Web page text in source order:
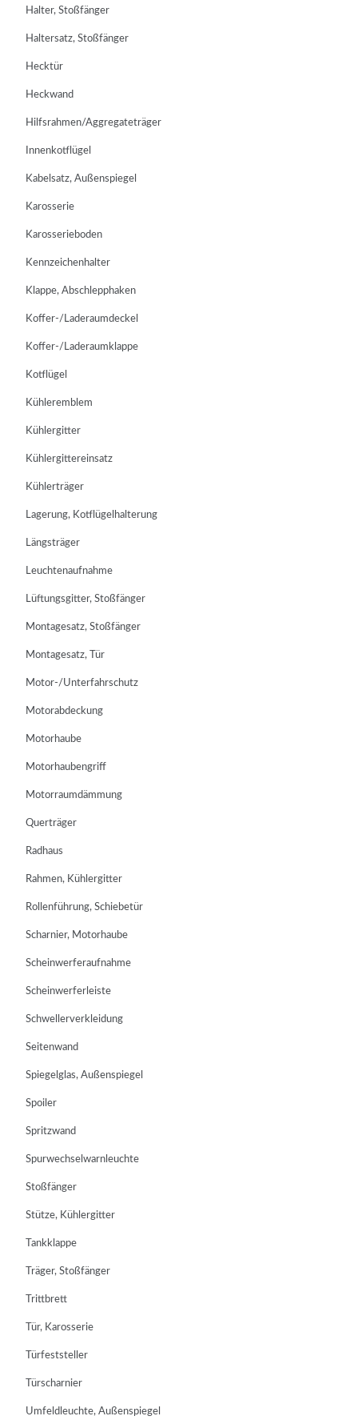
Halter, Stoßfänger
Haltersatz, Stoßfänger
Hecktür
Heckwand
Hilfsrahmen/Aggregateträger
Innenkotflügel
Kabelsatz, Außenspiegel
Karosserie
Karosserieboden
Kennzeichenhalter
Klappe, Abschlepphaken
Koffer-/Laderaumdeckel
Koffer-/Laderaumklappe
Kotflügel
Kühleremblem
Kühlergitter
Kühlergittereinsatz
Kühlerträger
Lagerung, Kotflügelhalterung
Längsträger
Leuchtenaufnahme
Lüftungsgitter, Stoßfänger
Montagesatz, Stoßfänger
Montagesatz, Tür
Motor-/Unterfahrschutz
Motorabdeckung
Motorhaube
Motorhaubengriff
Motorraumdämmung
Querträger
Radhaus
Rahmen, Kühlergitter
Rollenführung, Schiebetür
Scharnier, Motorhaube
Scheinwerferaufnahme
Scheinwerferleiste
Schwellerverkleidung
Seitenwand
Spiegelglas, Außenspiegel
Spoiler
Spritzwand
Spurwechselwarnleuchte
Stoßfänger
Stütze, Kühlergitter
Tankklappe
Träger, Stoßfänger
Trittbrett
Tür, Karosserie
Türfeststeller
Türscharnier
Umfeldleuchte, Außenspiegel